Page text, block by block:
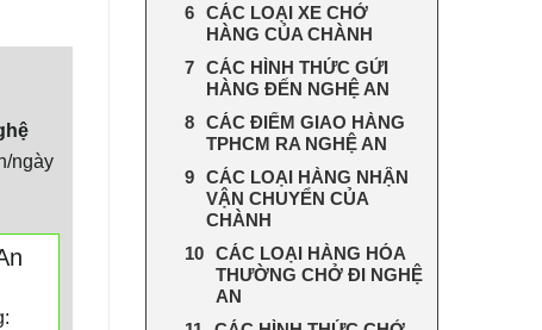
ngày
CÁC LOẠI XE CHỞ
HÀNG CỦA CHÀNH
CÁC HÌNH THỨC GỬI
HÀNG ĐẾN NGHỆ AN
CÁC ĐIỂM GIAO HÀNG
TPHCM RA NGHỆ AN
CÁC LOẠI HÀNG NHẬN
VẬN CHUYỂN CỦA
CHÀNH
CÁC LOẠI HÀNG HÓA
THƯỜNG CHỞ ĐI NGHỆ
AN